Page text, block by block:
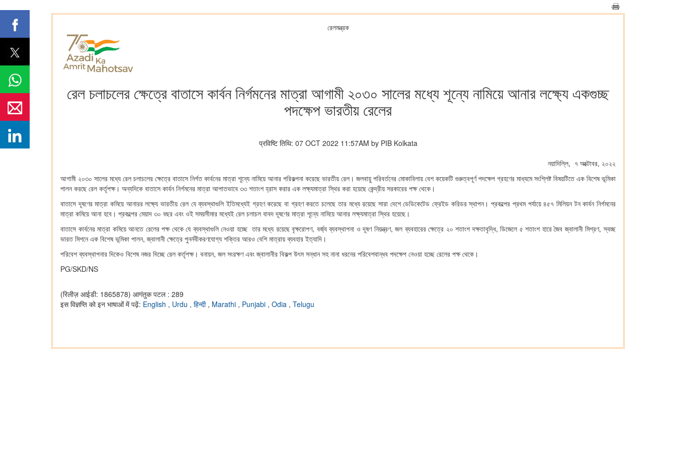
রেলমন্ত্রক
রেল চলাচলের ক্ষেত্রে বাতাসে কার্বন নির্গমনের মাত্রা আগামী ২০৩০ সালের মধ্যে শূন্যে নামিয়ে আনার লক্ষ্যে একগুচ্ছ
পদক্ষেপ ভারতীয় রেলের
प्रविष्टि तिथि: 07 OCT 2022 11:57AM by PIB Kolkata
নয়াদিল্লি, ৭ অক্টোবর, ২০২২
আগামী ২০৩০ সালের মধ্যে রেল চলাচলের ক্ষেত্রে বাতাসে নির্গত কার্বনের মাত্রা শূন্যে নামিয়ে আনার পরিকল্পনা করেছে ভারতীয় রেল। জলবায়ু পরিবর্তনের মোকাবিলায় বেশ কয়েকটি গুরুত্বপূর্ণ পদক্ষেপ গ্রহণের মাধ্যমে সংশ্লিষ্ট বিষয়টিতে এক বিশেষ ভূমিকা
পালন করছে রেল কর্তৃপক্ষ। অন্যদিকে বাতাসে কার্বন নির্গমনের মাত্রা আপাতভাবে ৩৩ শতাংশ হ্রাস করার এক লক্ষ্যমাত্রা স্থির করা হয়েছে কেন্দ্রীয় সরকারের পক্ষ থেকে।
বাতাসে দূষণের মাত্রা কমিয়ে আনারর লক্ষ্যে ভারতীয় রেল যে ব্যবস্থাগুলি ইতিমধ্যেই গ্রহণ করেছে বা গ্রহণ করতে চলেছে তার মধ্যে রয়েছে সারা দেশে ডেডিকেটেড ফ্রেইড করিডর স্থাপন। প্রকল্পের প্রথম পর্যায়ে ৪৫৭ মিলিয়ন টন কার্বন নির্গমনের
মাত্রা কমিয়ে আনা হবে। প্রকল্পের মেয়াদ ৩০ বছর এবং ওই সময়সীমার মধ্যেই রেল চলাচল বাবদ দূষণের মাত্রা শূন্যে নামিয়ে আনার লক্ষ্যমাত্রা স্থির হয়েছে।
বাতাসে কার্বনের মাত্রা কমিয়ে আনতে রেলের পক্ষ থেকে যে ব্যবস্থাগুলি নেওয়া হচ্ছে তার মধ্যে রয়েছে বৃক্ষরোপণ, বর্জ্য ব্যবস্থাপনা ও দূষণ নিয়ন্ত্রণ, জল ব্যবহারের ক্ষেত্রে ২০ শতাংশ দক্ষতাবৃদ্ধি, ডিজেলে ৫ শতাংশ হারে জৈব জ্বালানী মিশ্রণ, স্বচ্ছ
ভারত মিশনে এক বিশেষ ভূমিকা পালন, জ্বালানী ক্ষেত্রে পুনর্নবীকরণযোগ্য শক্তির আরও বেশি মাত্রায় ব্যবহার ইত্যাদি।
পরিবেশ ব্যবস্থাপনার দিকেও বিশেষ নজর দিচ্ছে রেল কর্তৃপক্ষ। বনায়ন, জল সংরক্ষণ এবং জ্বালানীর বিকল্প উৎস সন্ধান সহ নানা ধরনের পরিবেশবান্ধব পদক্ষেপ নেওয়া হচ্ছে রেলের পক্ষ থেকে।
PG/SKD/NS
(रिलीज़ आईडी: 1865878) आगंतुक पटल : 289
इस विज्ञप्ति को इन भाषाओं में पढ़ें: English , Urdu , हिन्दी , Marathi , Punjabi , Odia , Telugu